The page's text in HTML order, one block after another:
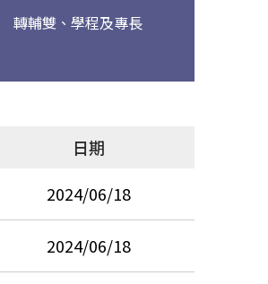
轉輔雙、學程及專長
日期
2024/06/18
2024/06/18